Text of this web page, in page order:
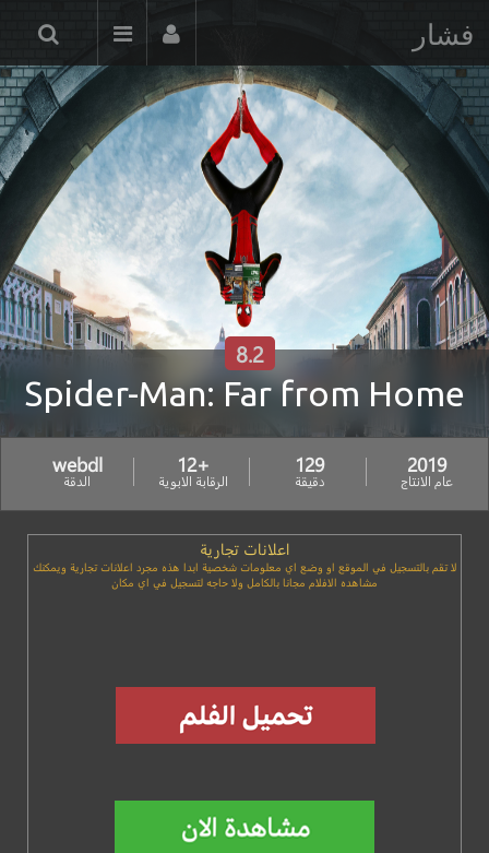
فشار
Spider-Man: Far from Home
8.2
2019
عام الانتاج
129
دقيقة
+12
الرقابة الابوية
webdl
الدقة
اعلانات تجارية
لا تقم بالتسجيل في الموقع او وضع اي معلومات شخصية ابدا هذه مجرد اعلانات تجارية ويمكنك
مشاهده الافلام مجانا بالكامل ولا حاجه لتسجيل في اي مكان